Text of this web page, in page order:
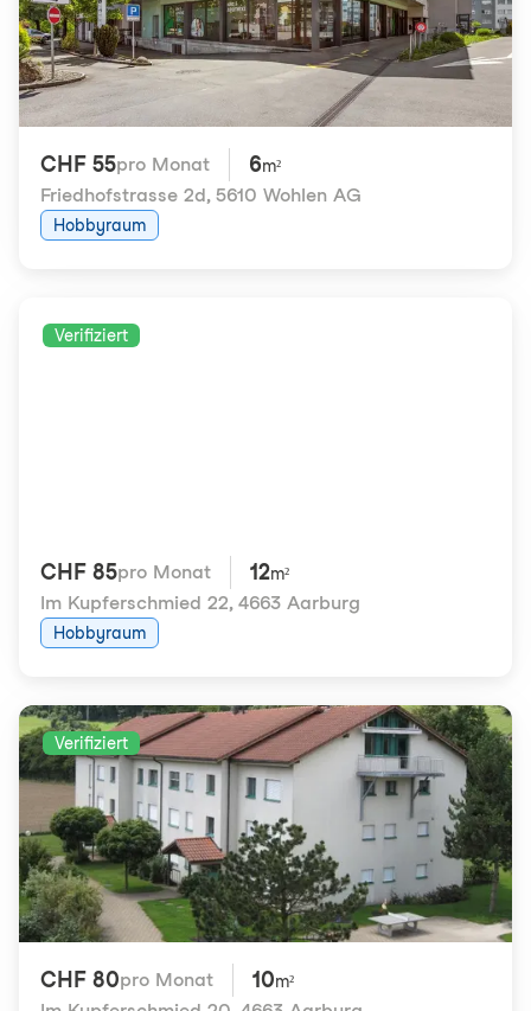
CHF 55pro Monat 6m²
Friedhofstrasse 2d, 5610 Wohlen AG
Hobbyraum
Verifiziert
CHF 85pro Monat 12m²
Im Kupferschmied 22, 4663 Aarburg
Hobbyraum
Verifiziert
CHF 80pro Monat 10m²